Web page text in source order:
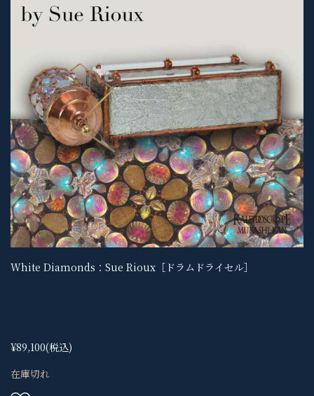
White Diamonds：Sue Rioux［ドラムドライセル］
¥89,100(税込)
在庫切れ